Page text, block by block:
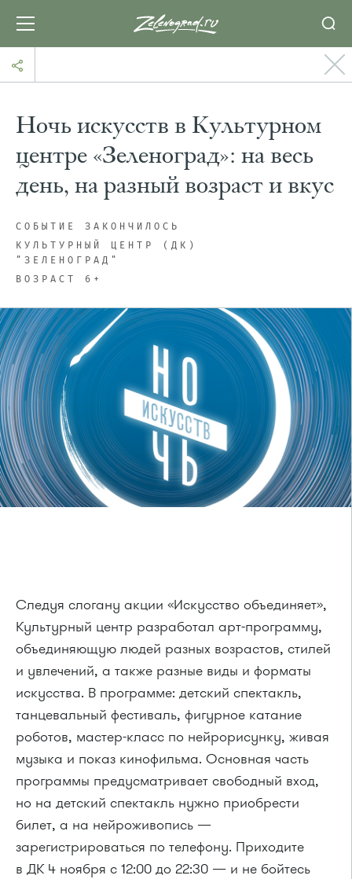
Ночь искусств в Культурном
центре «Зеленоград»: на весь
день, на разный возраст и вкус
СОБЫТИЕ ЗАКОНЧИЛОСЬ
КУЛЬТУРНЫЙ ЦЕНТР (ДК)
"ЗЕЛЕНОГРАД"
ВОЗРАСТ 6+
Следуя слогану акции «Искусство объединяет»,
Культурный центр разработал арт-программу,
объединяющую людей разных возрастов, стилей
и увлечений, а также разные виды и форматы
искусства. В программе: детский спектакль,
танцевальный фестиваль, фигурное катание
роботов, мастер-класс по нейрорисунку, живая
музыка и показ кинофильма. Основная часть
программы предусматривает свободный вход,
но на детский спектакль нужно приобрести
билет, а на нейроживопись —
зарегистрироваться по телефону. Приходите
в ДК 4 ноября с 12:00 до 22:30 — и не бойтесь